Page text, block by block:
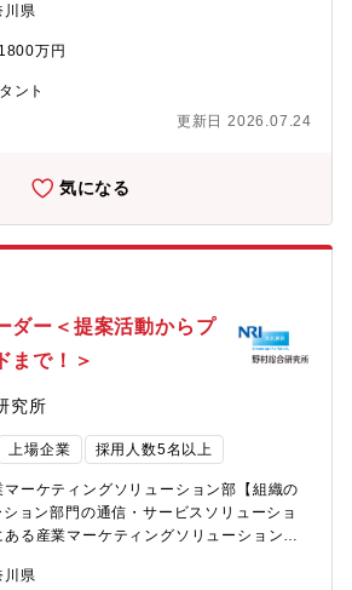
ービスを提供しています。＜プロジェクト
：店舗・コンタクトセンターシステム構
・決済システム構築大手小売会社：ECサ
テム構築、物流系システム構築航空会社：
内OAインフラの維持保守その他、データ分
イントとなる店舗やコンタクトセンター、
どの非常に重要性の高いシステム開発を最
時にはお客さまの企画部署に出向するケ
パートナーではなく「ビジネスを共創す
お客さまの事業を支援しています【期待
に対し様々なプロジェクトを展開するこ
る2030年に向けた高い事業目標を実現し
す。そのためには新たな顧客獲得が必須
ジションでは
ューション導入における業務設計から導
ます。まずは、NRI流の仕事の進め方を吸
年後にはプロジェクトの中核を担うプロジ
来的には、プロジェクトリーダー、プロジ
え、システム構想力や顧客との関係構築
る営業企画系のスキルを伸ばす、といっ
パスがあります【職務内容】新規顧客・案
川県
万円
ント
更新日 2026.07.24
気になる
ダー＜提案活動からプ
まで！＞
究所
上場企業 採用人数5名以上
マーケティングソリューション部【組織の
ョン部門の通信・サービスソリューショ
る産業マーケティングソリューション部
インフラの維持保守など、多様なプロジェ
川県